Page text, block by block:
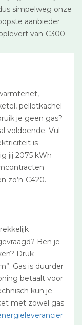
simpelweg onze
aanbieder
van €300.
pelletkachel
je geen gas?
voldoende. Vul
is
jij 2075 kWh
zo’n €420.
Ben je
Druk
Gas is duurder
betaalt voor
kun je
met zowel gas